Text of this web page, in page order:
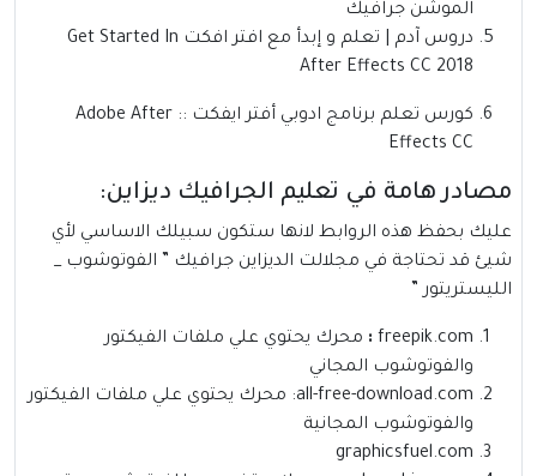
الموشن جرافيك
دروس آدم | تعلم و إبدأ مع افتر افكت Get Started In
After Effects CC 2018
كورس تعلم برنامج ادوبي أفتر ايفكت :: Adobe After
Effects CC
مصادر هامة في تعليم الجرافيك ديزاين:
عليك بحفظ هذه الروابط لانها ستكون سبيلك الاساسي لأي
شيئ قد تحتاجة في مجلالت الديزاين جرافيك ” الفوتوشوب _
الليستريتور ”
freepik.com
: محرك يحتوي علي ملفات الفيكتور
والفوتوشوب المجاني
all-free-download.com: محرك يحتوي علي ملفات الفيكتور
والفوتوشوب المجانية
graphicsfuel.com